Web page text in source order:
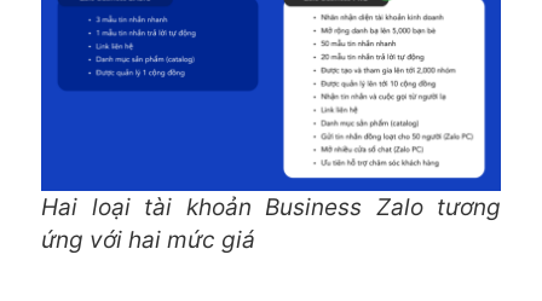
Hai loại tài khoản Business Zalo tương
ứng với hai mức giá